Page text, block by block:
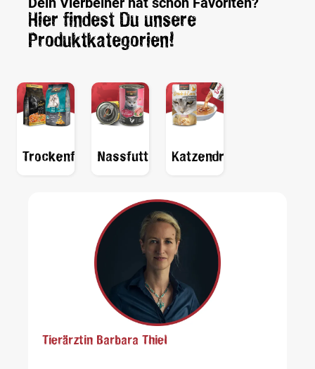
Hier findest Du unsere
Produktkategorien!
TrockenfutterNassfutter Katzendrinks
Tierärztin Barbara Thiel